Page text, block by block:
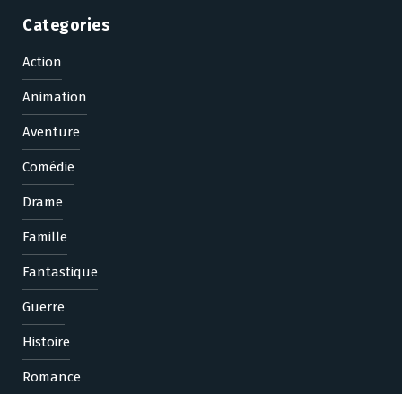
Categories
Action
Animation
Aventure
Comédie
Drame
Famille
Fantastique
Guerre
Histoire
Romance